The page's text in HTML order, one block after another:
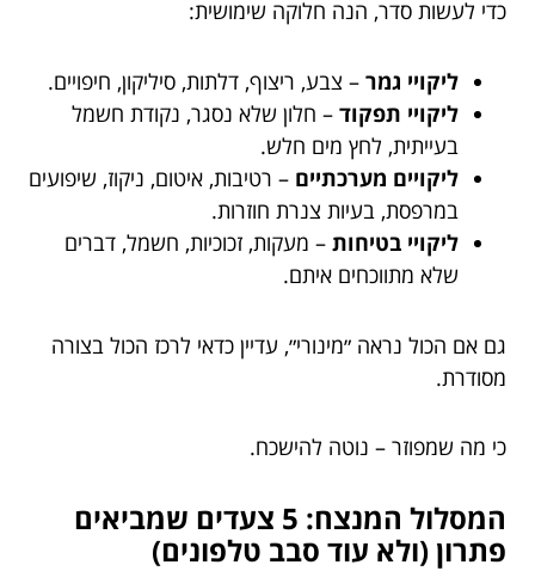
כדי לעשות סדר, הנה חלוקה שימושית:
ליקויי גמר – צבע, ריצוף, דלתות, סיליקון, חיפויים.
ליקויי תפקוד – חלון שלא נסגר, נקודת חשמל
בעייתית, לחץ מים חלש.
ליקויים מערכתיים – רטיבות, איטום, ניקוז, שיפועים
במרפסת, בעיות צנרת חוזרות.
ליקויי בטיחות – מעקות, זכוכיות, חשמל, דברים
שלא מתווכחים איתם.
גם אם הכול נראה ״מינורי״, עדיין כדאי לרכז הכול בצורה
מסודרת.
כי מה שמפוזר – נוטה להישכח.
המסלול המנצח: 5 צעדים שמביאים
פתרון (ולא עוד סבב טלפונים)